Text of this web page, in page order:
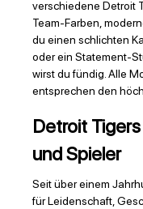
verschiedene Detroit
Team-Farben,
du einen schlichten
oder ein Statement-
wirst du fündig. Alle
entsprechen den
Detroit
und Spieler
Seit über einem
für Leidenschaft,